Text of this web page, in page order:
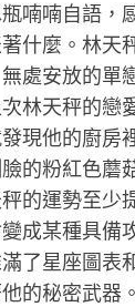
喃喃自語，
什麼。林天
處安放的單
林天秤的戀
現他的廚房
的粉紅色蘑
的運勢至少
成某種具備
了星座圖表
的秘密武器